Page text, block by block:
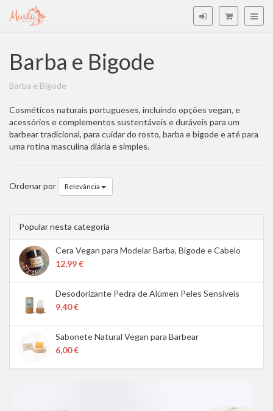
Barba e Bigode
Barba e Bigode
Cosméticos naturais portugueses, incluindo opções vegan, e
acessórios e complementos sustentáveis e duráveis para um
barbear tradicional, para cuidar do rosto, barba e bigode e até para
uma rotina masculina diária e simples.
Ordenar por Relevância
Popular nesta categoria
Cera Vegan para Modelar Barba, Bigode e Cabelo
12,99 €
Desodorizante Pedra de Alúmen Peles Sensíveis
9,40 €
Sabonete Natural Vegan para Barbear
6,00 €